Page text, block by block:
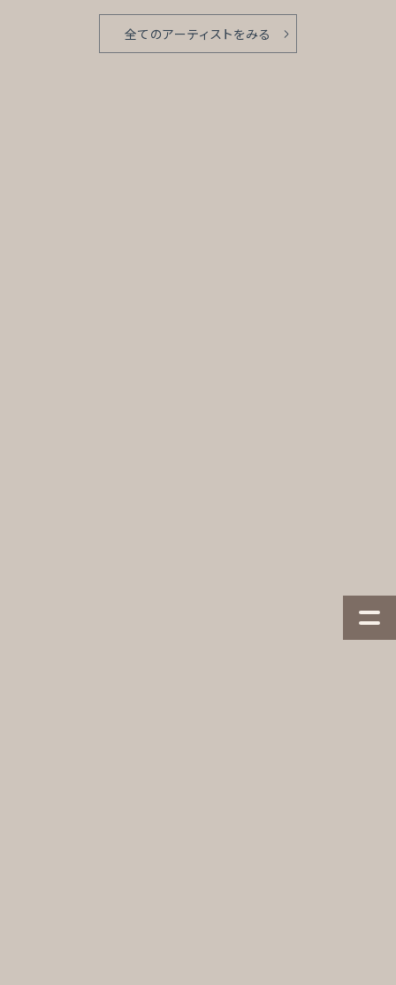
全てのアーティストをみる